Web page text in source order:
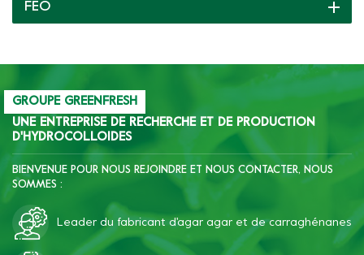
différentes textures
doux, etc.
FEO
GROUPE GREENFRESH
UNE ENTREPRISE DE RECHERCHE ET DE PRODUCTION
D'HYDROCOLLOIDES
BIENVENUE POUR NOUS REJOINDRE ET NOUS CONTACTER, NOUS
SOMMES :
Leader du fabricant d'agar agar et de carraghénanes